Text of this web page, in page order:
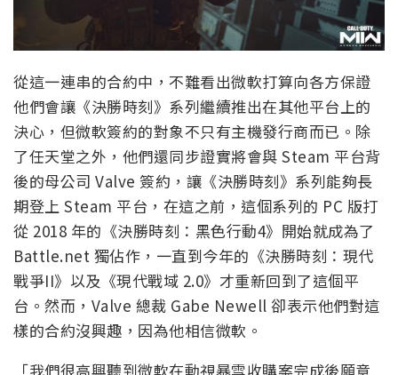
從這一連串的合約中，不難看出微軟打算向各方保證
他們會讓《決勝時刻》系列繼續推出在其他平台上的
決心，但微軟簽約的對象不只有主機發行商而已。除
了任天堂之外，他們還同步證實將會與 Steam 平台背
後的母公司 Valve 簽約，讓《決勝時刻》系列能夠長
期登上 Steam 平台，在這之前，這個系列的 PC 版打
從 2018 年的《決勝時刻：黑色行動4》開始就成為了
Battle.net 獨佔作，一直到今年的《決勝時刻：現代
戰爭II》以及《現代戰域 2.0》才重新回到了這個平
台。然而，Valve 總裁 Gabe Newell 卻表示他們對這
樣的合約沒興趣，因為他相信微軟。
「我們很高興聽到微軟在動視暴雪收購案完成後願意